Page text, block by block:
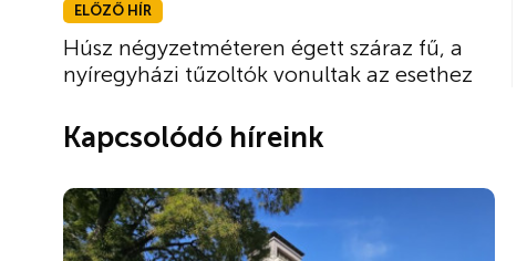
ELŐZŐ HÍR
Húsz négyzetméteren égett száraz fű, a
nyíregyházi tűzoltók vonultak az esethez
Kapcsolódó híreink